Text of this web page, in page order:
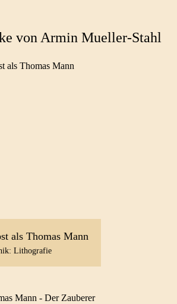
von Armin Mueller-Stahl
als Thomas Mann
Lithografie